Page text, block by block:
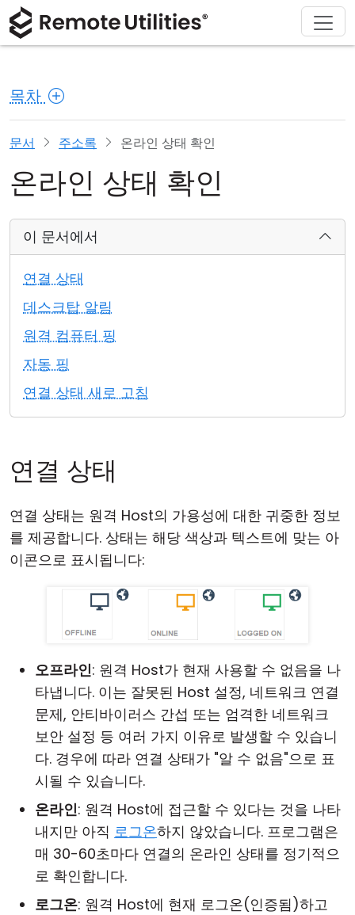
목차
문서 주소록 온라인 상태 확인
온라인 상태 확인
이 문서에서
연결 상태
데스크탑 알림
원격 컴퓨터 핑
자동 핑
연결 상태 새로 고침
연결 상태
연결 상태는 원격 Host의 가용성에 대한 귀중한 정보
를 제공합니다. 상태는 해당 색상과 텍스트에 맞는 아
이콘으로 표시됩니다:
오프라인: 원격 Host가 현재 사용할 수 없음을 나
타냅니다. 이는 잘못된 Host 설정, 네트워크 연결
문제, 안티바이러스 간섭 또는 엄격한 네트워크
보안 설정 등 여러 가지 이유로 발생할 수 있습니
다. 경우에 따라 연결 상태가 "알 수 없음"으로 표
시될 수 있습니다.
온라인: 원격 Host에 접근할 수 있다는 것을 나타
내지만 아직 로그온하지 않았습니다. 프로그램은
매 30-60초마다 연결의 온라인 상태를 정기적으
로 확인합니다.
로그온: 원격 Host에 현재 로그온(인증됨)하고
제품
보안
스크린샷
릴리즈 노트
연결 모드
무인 액세스
Active Directory 지원
MSI 구성
클라우드 & 온프레미스
솔루션
제조 및 소매업
헬스케어
교육 및 정부
정보 기술
다운로드
macOS
Linux
iOS/Android
구매
라이선스 어시스턴트
라이선스 업그레이드
지원
문서
지식 기반
회사 소개
보도 자료실
리뷰 작성하기